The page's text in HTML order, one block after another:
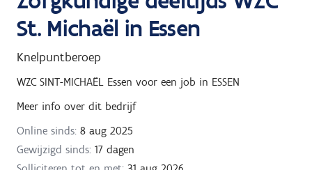
a
r
St. Michaël in Essen
Knelpuntberoep
WZC SINT-MICHAËL Essen voor een job in ESSEN
Meer info over dit bedrijf
Online sinds: 8 aug 2025
Gewijzigd sinds: 17 dagen